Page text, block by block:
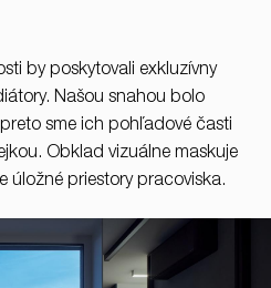
by poskytovali exkluzívny
Našou snahou bolo
sme ich pohľadové časti
Obklad vizuálne maskuje
úložné priestory pracoviska.